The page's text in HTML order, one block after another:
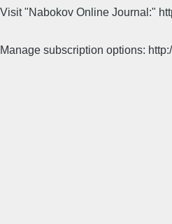
Visit "Nabokov Online Journal:"
Manage subscription options: